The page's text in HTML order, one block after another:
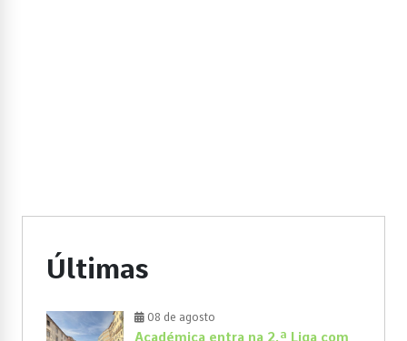
Últimas
08 de agosto
Académica entra na 2.ª Liga com